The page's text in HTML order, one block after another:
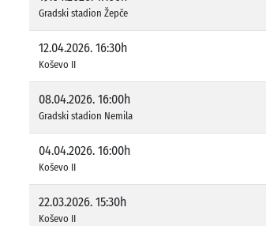
Gradski stadion Žepče
12.04.2026. 16:30h
Koševo II
08.04.2026. 16:00h
Gradski stadion Nemila
04.04.2026. 16:00h
Koševo II
22.03.2026. 15:30h
Koševo II